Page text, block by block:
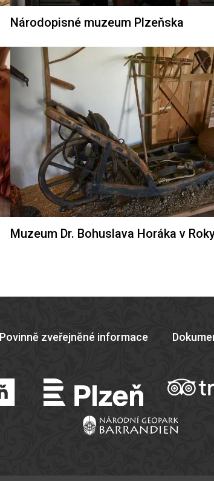
Národopisné muzeum Plzeňska
Muzeum Dr. Bohuslava Horáka v
Povinně zveřejněné informace